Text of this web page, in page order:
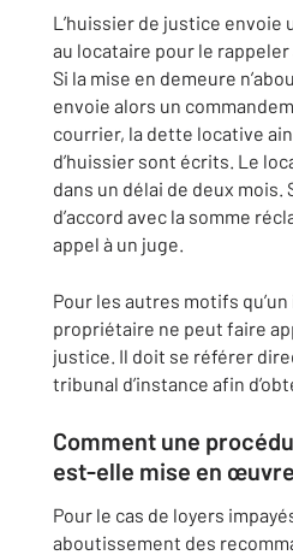
L’huissier de justice envoie
au locataire pour le rappeler
Si la mise en demeure
envoie alors un
courrier, la dette locative
d’huissier sont écrits. Le
dans un délai de deux mois.
d’accord avec la somme
appel à un juge.
Pour les autres motifs
propriétaire ne peut faire
justice. Il doit se référer
tribunal d’instance afin
Comment une
est-elle mise en
Pour le cas de loyers
aboutissement des